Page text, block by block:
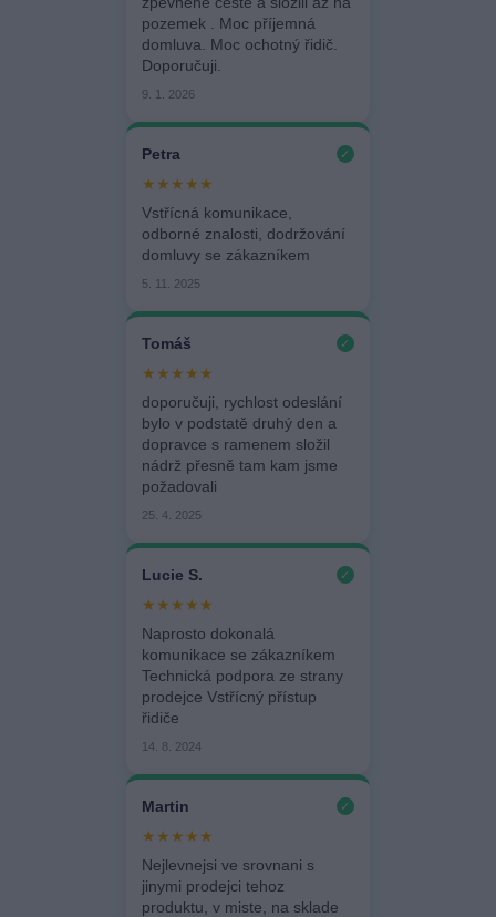
pozemek . Moc příjemná
domluva. Moc ochotný řidič.
Doporučuji.
9. 1. 2026
Petra ✓
★★★★★
Vstřícná komunikace,
odborné znalosti, dodržování
domluvy se zákazníkem
5. 11. 2025
Tomáš ✓
★★★★★
doporučuji, rychlost odeslání
bylo v podstatě druhý den a
dopravce s ramenem složil
nádrž přesně tam kam jsme
požadovali
25. 4. 2025
Lucie S. ✓
★★★★★
Naprosto dokonalá
komunikace se zákazníkem
Technická podpora ze strany
prodejce Vstřícný přístup
řidiče
14. 8. 2024
Martin ✓
★★★★★
Nejlevnejsi ve srovnani s
jinymi prodejci tehoz
produktu, v miste, na sklade